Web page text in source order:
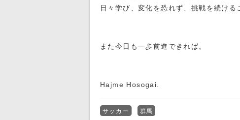
日々学び、変化を恐れず、挑戦を続け
また今日も一歩前進できれば。
Hajme Hosogai.
サッカー 群馬